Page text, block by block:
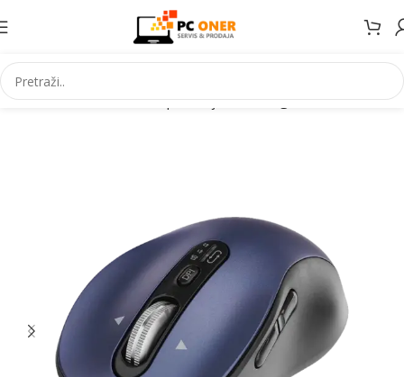
Početna Informatika PC periferija Miševi i grafički tableti